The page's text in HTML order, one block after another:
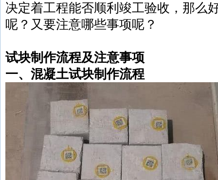
决定着工程能否顺利竣工验收，那么
呢？又要注意哪些事项呢？
试块制作流程及注意事项
一、混凝土试块制作流程